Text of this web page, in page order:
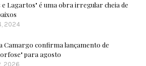
e Lagartos" é uma obra irregular cheia de
2024
Camargo confirma lançamento de
para agosto
2026